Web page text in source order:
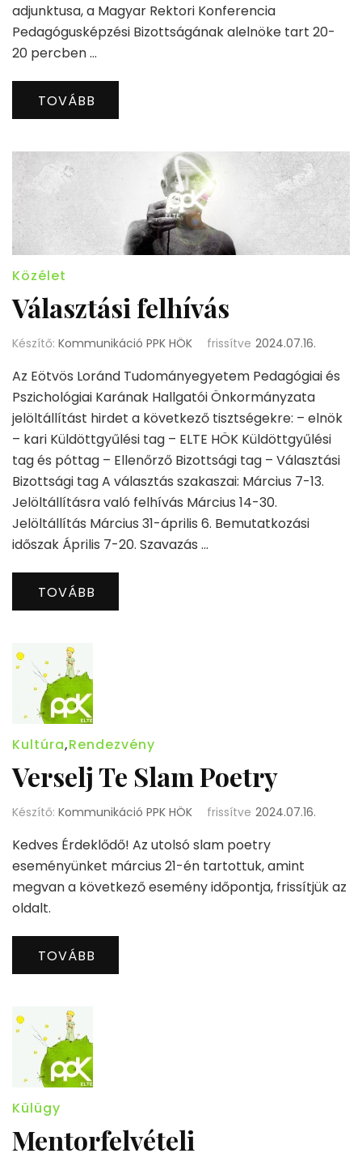
adjunktusa, a Magyar Rektori Konferencia
Pedagógusképzési Bizottságának alelnöke tart 20-
20 percben …
TOVÁBB
Közélet
Választási felhívás
Készítő: Kommunikáció PPK HÖK frissítve 2024.07.16.
Az Eötvös Loránd Tudományegyetem Pedagógiai és
Pszichológiai Karának Hallgatói Önkormányzata
jelöltállítást hirdet a következő tisztségekre: – elnök
– kari Küldöttgyűlési tag – ELTE HÖK Küldöttgyűlési
tag és póttag – Ellenőrző Bizottsági tag – Választási
Bizottsági tag A választás szakaszai: Március 7-13.
Jelöltállításra való felhívás Március 14-30.
Jelöltállítás Március 31-április 6. Bemutatkozási
időszak Április 7-20. Szavazás …
TOVÁBB
Kultúra,Rendezvény
Verselj Te Slam Poetry
Készítő: Kommunikáció PPK HÖK frissítve 2024.07.16.
Kedves Érdeklődő! Az utolsó slam poetry
eseményünket március 21-én tartottuk, amint
megvan a következő esemény időpontja, frissítjük az
oldalt.
TOVÁBB
Külügy
Mentorfelvételi